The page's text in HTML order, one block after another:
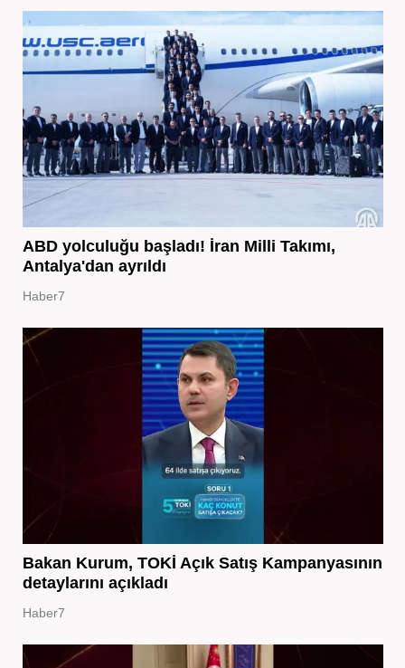
ABD yolculuğu başladı! İran Milli Takımı,
Antalya'dan ayrıldı
Haber7
Bakan Kurum, TOKİ Açık Satış Kampanyasının
detaylarını açıkladı
Haber7